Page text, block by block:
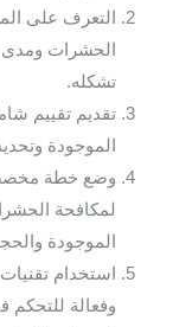
التعرف على
الحشرات ومدى
تشكله.
تقديم تقييم
الموجودة
وضع خطة
لمكافحة
الموجودة
استخدام
وفعالة